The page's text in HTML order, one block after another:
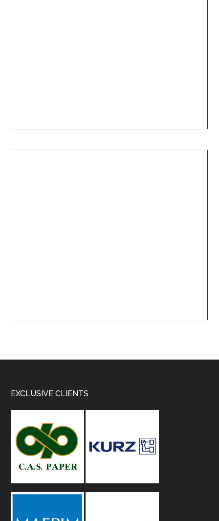
Footer
EXCLUSIVE CLIENTS